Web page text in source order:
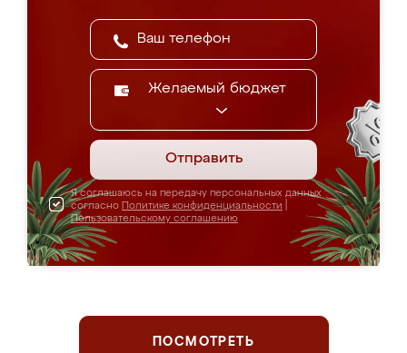
Желаемый бюджет
Отправить
Я соглашаюсь на передачу персональных данных
согласно Политике конфиденциальности
Пользовательскому соглашению
ПОСМОТРЕТЬ